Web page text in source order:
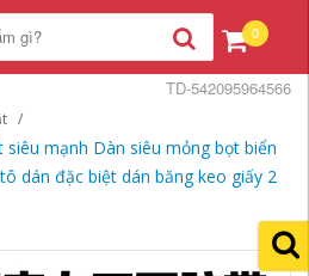
0
mạnh Dàn siêu mỏng bọt biển
dán đặc biệt dán băng keo giấy 2
TD-542095964566